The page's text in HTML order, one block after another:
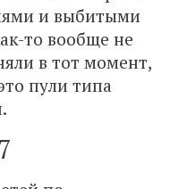
и выбитыми
то вообще не
в тот момент,
пули типа